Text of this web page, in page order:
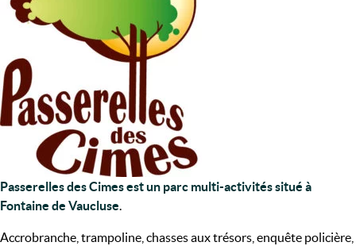
Passerelles des Cimes est un parc multi-activités situé à
Fontaine de Vaucluse.
Accrobranche, trampoline, chasses aux trésors, enquête policière,